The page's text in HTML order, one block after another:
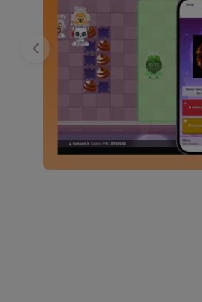
purposes.
preferred
language